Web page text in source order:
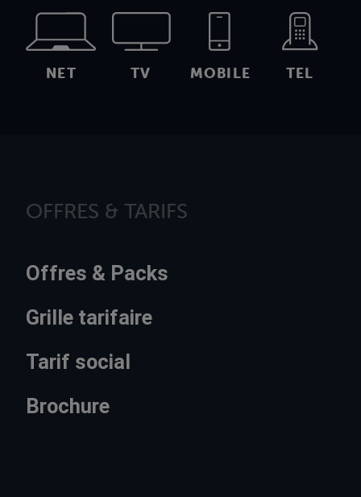
NET TV MOBILE TEL
OFFRES & TARIFS
Offres & Packs
Grille tarifaire
Tarif social
Brochure